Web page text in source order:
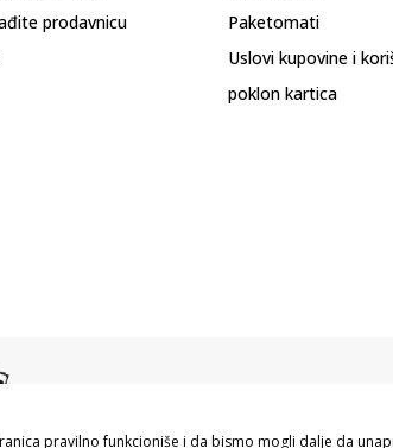
prodavnicu
Paketomati
Uslovi kupovine i
poklon kartica
pravilno funkcioniše i da bismo mogli dalje da